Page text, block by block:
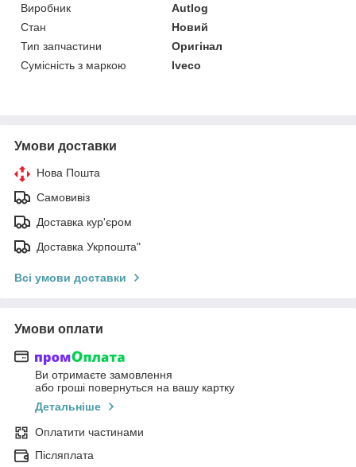
Виробник
Autlog
Стан
Новий
Тип запчастини
Оригінал
Сумісність з маркою
Iveco
Умови доставки
Нова Пошта
Самовивіз
Доставка кур'єром
Доставка Укрпошта"
Всі умови доставки
Умови оплати
Ви отримаєте замовлення
або гроші повернуться на вашу картку
Детальніше
Оплатити частинами
Післяплата